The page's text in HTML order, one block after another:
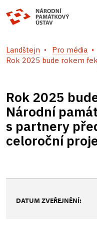
Landštejn
Pro média
Rok 2025 bude rokem
Rok 2025
Národní
s partnery
celoroční
DATUM ZVEŘEJNĚNÍ: